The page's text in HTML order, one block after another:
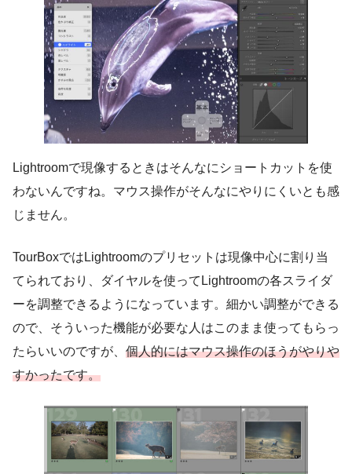
Lightroomで現像するときはそんなにショートカットを使
わないんですね。マウス操作がそんなにやりにくいとも感
じません。
TourBoxではLightroomのプリセットは現像中心に割り当
てられており、ダイヤルを使ってLightroomの各スライダ
ーを調整できるようになっています。細かい調整ができる
ので、そういった機能が必要な人はこのまま使ってもらっ
たらいいのですが、 個人的にはマウス操作のほうがやりや
すかったです。